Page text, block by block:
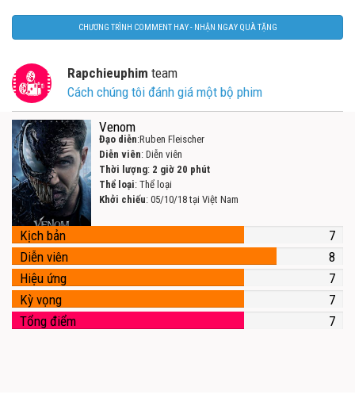
CHƯƠNG TRÌNH COMMENT HAY - NHẬN NGAY QUÀ TẶNG
Rapchieuphim team
Cách chúng tôi đánh giá một bộ phim
Venom
Đạo diễn:Ruben Fleischer
Diễn viên: Diễn viên
Thời lượng: 2 giờ 20 phút
Thể loại: Thể loại
Khởi chiếu: 05/10/18 tại Việt Nam
Kịch bản
7
Diễn viên
8
Hiệu ứng
7
Kỳ vọng
7
Tổng điểm
7